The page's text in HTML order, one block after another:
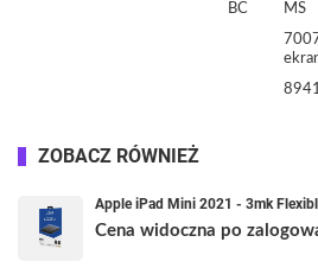
BC
MS
ZOBACZ RÓWNIEŻ
Apple iPad Mini 2021 - 3mk
Cena widoczna po